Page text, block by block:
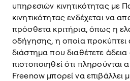
υπηρεσιών κινητικότητας με
κινητικότητας ενδέχεται να
πρόσθετα κριτήρια, όπως η
οδήγησης, η οποία προκύπτει
διάστημα που διαθέτετε
πιστοποιηθεί ότι πληρούνται
Freenow μπορεί να επιβάλλει